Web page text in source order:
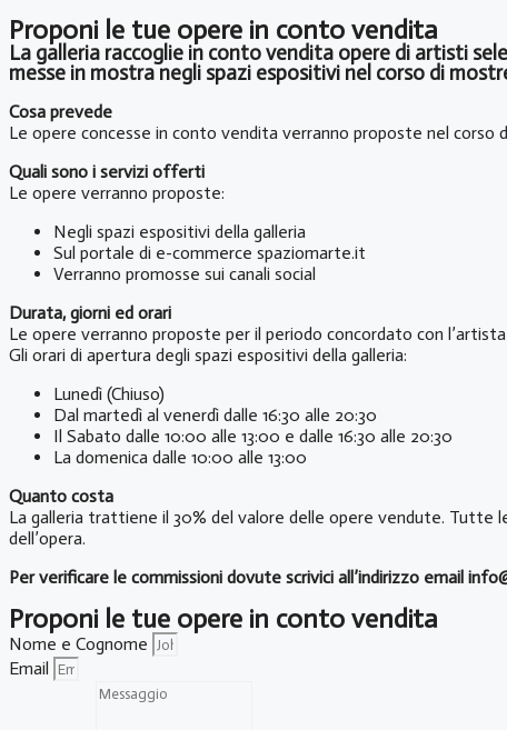
Proponi le tue opere in conto vendita
La galleria raccoglie in conto vendita opere di artisti
messe in mostra negli spazi espositivi nel corso di
Cosa prevede
Le opere concesse in conto vendita verranno proposte nel
Quali sono i servizi offerti
Le opere verranno proposte:
Negli spazi espositivi della galleria
Sul portale di e-commerce spaziomarte.it
Verranno promosse sui canali social
Durata, giorni ed orari
Le opere verranno proposte per il periodo concordato con
Gli orari di apertura degli spazi espositivi della galleria:
Lunedì (Chiuso)
Dal martedì al venerdì dalle 16:30 alle 20:30
Il Sabato dalle 10:00 alle 13:00 e dalle 16:30 alle 20:30
La domenica dalle 10:00 alle 13:00
Quanto costa
La galleria trattiene il 30% del valore delle opere vendute. Tutte
dell’opera.
Per verificare le commissioni dovute scrivici all’indirizzo email
Proponi le tue opere in conto vendita
Nome e Cognome
Email